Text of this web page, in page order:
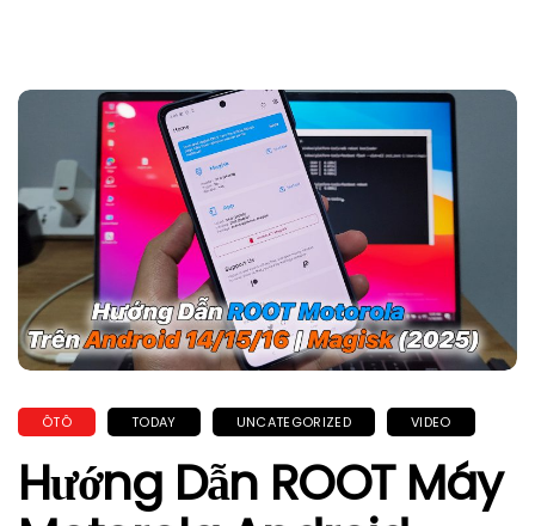
ÔTÔ TODAY UNCATEGORIZED VIDEO
Hướng Dẫn ROOT Máy